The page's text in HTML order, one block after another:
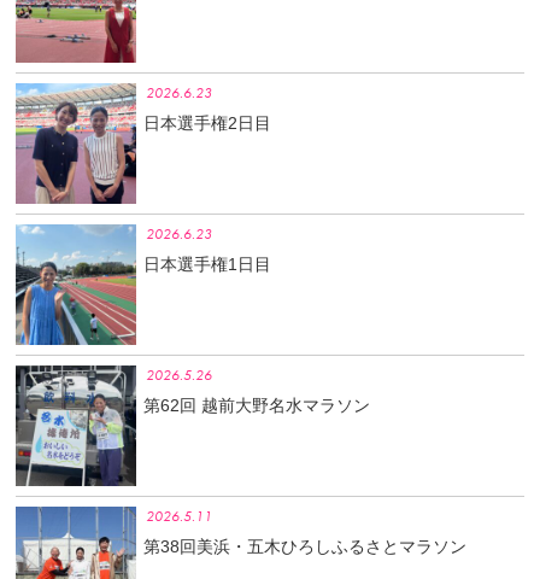
2026.6.23
日本選手権2日目
2026.6.23
日本選手権1日目
2026.5.26
第62回 越前大野名水マラソン
2026.5.11
第38回美浜・五木ひろしふるさとマラソン